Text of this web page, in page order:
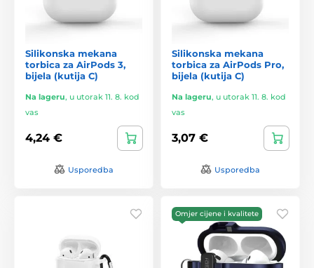
Silikonska mekana
torbica za AirPods 3,
bijela (kutija C)
Na lageru, u utorak 11. 8. kod
vas
4,24 €
Usporedba
Silikonska mekana
torbica za AirPods Pro,
bijela (kutija C)
Na lageru, u utorak 11. 8. kod
vas
3,07 €
Usporedba
Omjer cijene i kvalitete